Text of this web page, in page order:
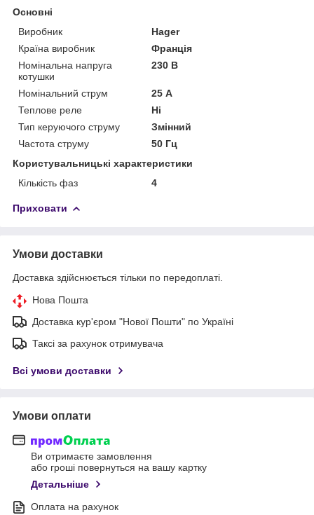
Основні
Виробник
Hager
Країна виробник
Франція
Номінальна напруга
котушки
230 В
Номінальний струм
25 А
Теплове реле
Ні
Тип керуючого струму
Змінний
Частота струму
50 Гц
Користувальницькі характеристики
Кількість фаз
4
Приховати
Умови доставки
Доставка здійснюється тільки по передоплаті.
Нова Пошта
Доставка кур'єром "Нової Пошти" по Україні
Таксі за рахунок отримувача
Всі умови доставки
Умови оплати
Ви отримаєте замовлення
або гроші повернуться на вашу картку
Детальніше
Оплата на рахунок